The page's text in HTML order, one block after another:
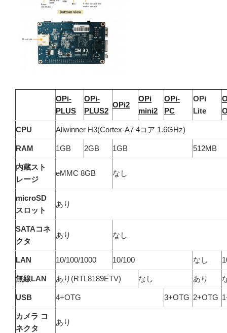
OPi-
PLUS
OPi-
PLUS2
OPi2
OPi
mini2
OPi-
PC
OPi
Lite
CPU Allwinner H3(Cortex-A7 4コア 1.6GHz)
RAM 1GB 2GB 1GB 512MB
内蔵スト
レージ
eMMC 8GB なし
microSD
スロット
あり
SATAコネ
クタ
あり なし
LAN 10/100/1000 10/100 なし
無線LAN あり(RTL8189ETV) なし あり
USB 4+OTG 3+OTG 2+OTG
カメラ コ
ネクタ
あり